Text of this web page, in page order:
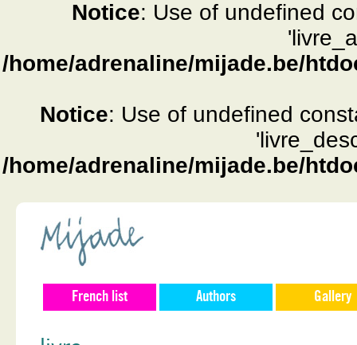
Notice: Use of undefined
/home/adrenaline/mijade.be/
Notice: Use of undefined
/home/adrenaline/mijade.be/
French list Authors Gallery